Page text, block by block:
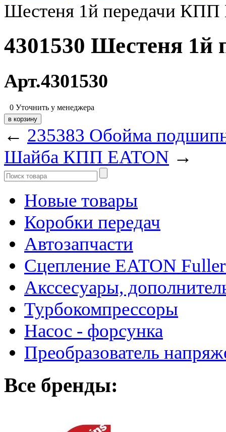
Шестеня 1й передачи КПП
4301530 Шестеня
Арт.4301530
0 Уточнить у менеджера
← 235383 Обойма
Шайба КПП EATON →
Новые товары
Коробки передач
Автозапчасти
Сцепление EATON
Акссесуары,
Турбокомпрессоры
Насос - форсунка
Преобразователь
Все бренды: